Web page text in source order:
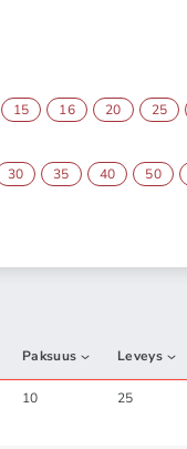
15 16 20 25
30 35 40 50
Paksuus Leveys
10 25